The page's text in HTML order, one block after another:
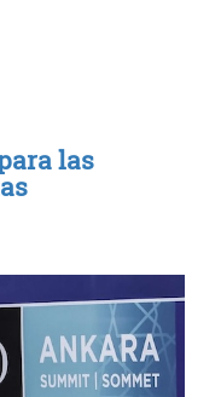
las